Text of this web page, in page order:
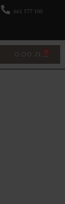
661 577 100
0,00 ZŁ 0